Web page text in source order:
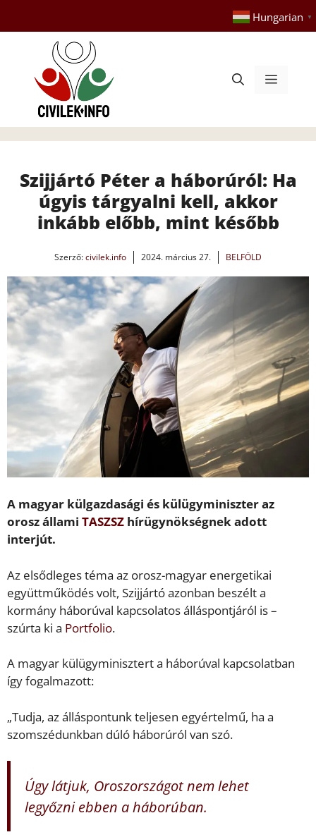
tartalomba
Hungarian ▼
Menü
Szijjártó Péter a háborúról: Ha
úgyis tárgyalni kell, akkor
inkább előbb, mint később
Szerző:civilek.info 2024. március 27. BELFÖLD
A magyar külgazdasági és külügyminiszter az
orosz állami TASZSZ hírügynökségnek adott
interjút.
Az elsődleges téma az orosz-magyar energetikai
együttműködés volt, Szijjártó azonban beszélt a
kormány háborúval kapcsolatos álláspontjáról is –
szúrta ki a Portfolio.
A magyar külügyminisztert a háborúval kapcsolatban
így fogalmazott:
„Tudja, az álláspontunk teljesen egyértelmű, ha a
szomszédunkban dúló háborúról van szó.
Úgy látjuk, Oroszországot nem lehet
legyőzni ebben a háborúban.